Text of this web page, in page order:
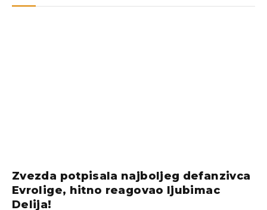
Zvezda potpisala najboljeg defanzivca
Evrolige, hitno reagovao ljubimac
Delija!